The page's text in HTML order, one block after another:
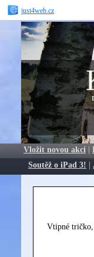
just4web.cz
Vložit novou akci |
Soutěž o iPad 3! |
Vtipné